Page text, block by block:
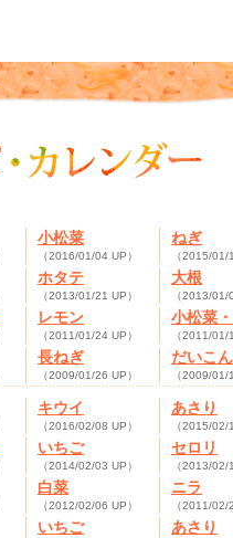
小松菜
（2016/01/04 UP）
ねぎ
（2015/01/
ホタテ
（2013/01/21 UP）
大根
（2013/01/
レモン
（2011/01/24 UP）
小松菜
（2011/01/
長ねぎ
（2009/01/26 UP）
だいこん
（2009/01/
キウイ
（2016/02/08 UP）
あさり
（2015/02/
いちご
（2014/02/03 UP）
セロリ
（2013/02/
白菜
（2012/02/06 UP）
ニラ
（2011/02/
いちご あさり